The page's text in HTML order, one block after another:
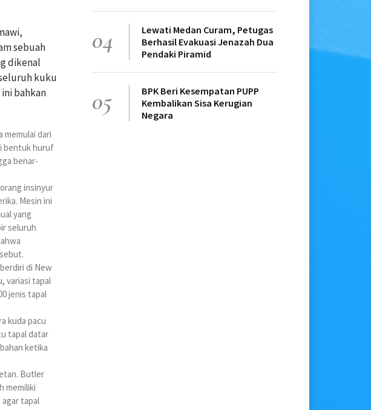
sebuah
dikenal
kuku
bahkan
memulai dari
bentuk huruf
benar-
insinyur
Mesin ini
yang
seluruh
di New
variasi tapal
jenis tapal
kuda pacu
tapal datar
ketika
Butler
memiliki
tapal
04
Lewati Medan Curam, Petugas
Berhasil Evakuasi Jenazah Dua
Pendaki Piramid
05
BPK Beri Kesempatan PUPP
Kembalikan Sisa Kerugian
Negara